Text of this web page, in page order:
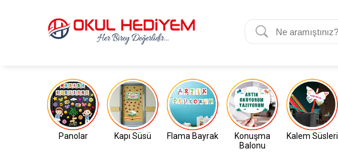
Panolar Kapı Süsü Flama Bayrak
Konuşma
Balonu
Kalem Süsleri